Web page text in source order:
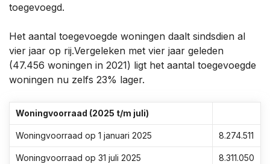
toegevoegd.
Het aantal toegevoegde woningen daalt sindsdien al
vier jaar op rij.Vergeleken met vier jaar geleden
(47.456 woningen in 2021) ligt het aantal toegevoegde
woningen nu zelfs 23% lager.
Woningvoorraad (2025 t/m juli)
Woningvoorraad op 1 januari 2025 8.274.511
Woningvoorraad op 31 juli 2025 8.311.050